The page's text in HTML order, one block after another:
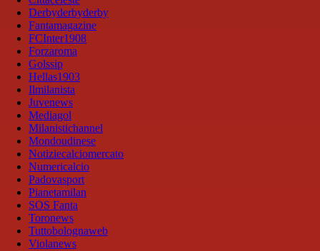
Derbyderbyderby
Fantamagazine
FCInter1908
Forzaroma
Golssip
Hellas1903
Ilmilanista
Juvenews
Mediagol
Milanistichannel
Mondoudinese
Notiziecalciomercato
Numericalcio
Padovasport
Pianetamilan
SOS Fanta
Toronews
Tuttobolognaweb
Violanews